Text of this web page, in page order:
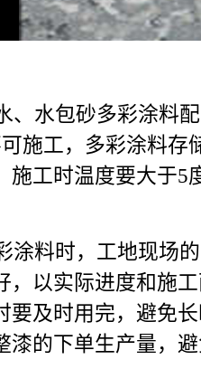
水包砂多彩涂料
施工，多彩涂料存
施工时温度要大于5
料时，工地现场
，以实际进度和施
要及时用完，避免
漆的下单生产量，